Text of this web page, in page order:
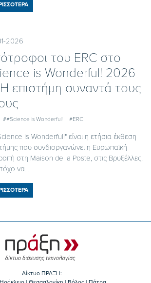
2026
του ERC στο
is Wonderful! 2026
επιστήμη συναντά τους
##Science is Wonderful! #ERC
is Wonderful!" είναι η ετήσια έκθεση
που συνδιοργανώνει η Ευρωπαϊκή
στη Maison de la Poste, στις Βρυξέλλες,
να...
Δίκτυο ΠΡΑΞΗ: